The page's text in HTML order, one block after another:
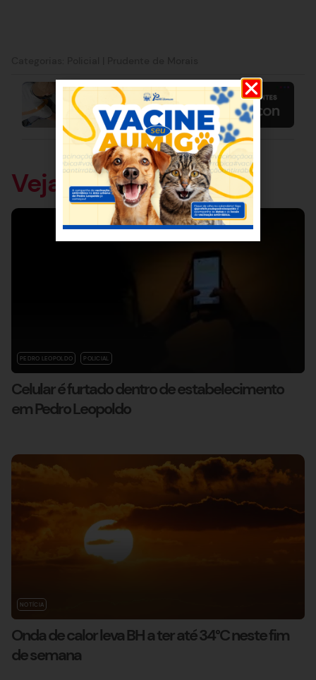
Veja também
PEDRO LEOPOLDO POLICIAL
Celular é furtado dentro de estabelecimento
em Pedro Leopoldo
NOTÍCIA
Onda de calor leva BH a ter até 34°C neste fim
de semana